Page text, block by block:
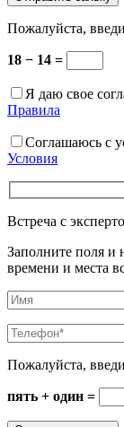
Пожалуйста,
18 − 14 =
Я даю свое
Правила
Соглашаюсь с
Условия
Встреча с
Заполните поля и
времени и места
Пожалуйста,
пять + один =